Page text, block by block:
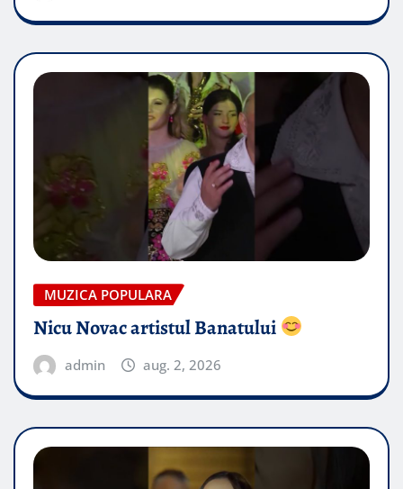
MUZICA POPULARA
Nicu Novac artistul Banatului
admin aug. 2, 2026